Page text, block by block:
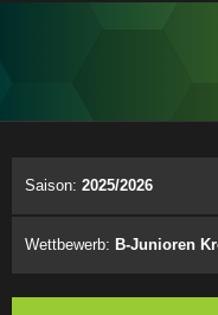
Saison: 2025/2026
Wettbewerb: B-Junioren